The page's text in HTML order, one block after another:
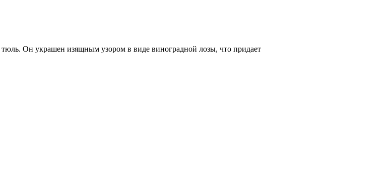
Он украшен изящным узором в виде виноградной лозы, что придает